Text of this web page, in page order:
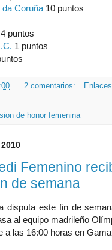
Coruña 10 puntos
4 puntos
1 puntos
2 comentarios:
de honor femenina
Femenino
de semana
disputa este fin de
al equipo madrileño
a las 16:00 horas en